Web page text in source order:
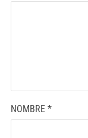
NOMBRE *